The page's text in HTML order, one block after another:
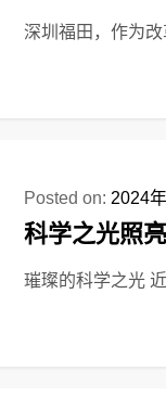
深圳福田，作为
Posted on: 2024
科学之光照
璀璨的科学之光